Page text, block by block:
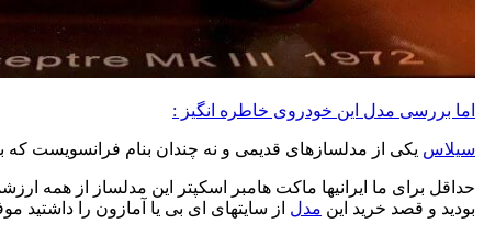
اما بررسی مدل این خودروی خاطره انگیز :
سیلاس یکی از مدلسازهای قدیمی و نه چندان بنام فرانسویست که
حداقل برای ما ایرانیها ماکت هامبر اسکپتر این مدلساز از همه
بودید و قصد خرید این مدل از سایتهای ای بی یا آمازون را